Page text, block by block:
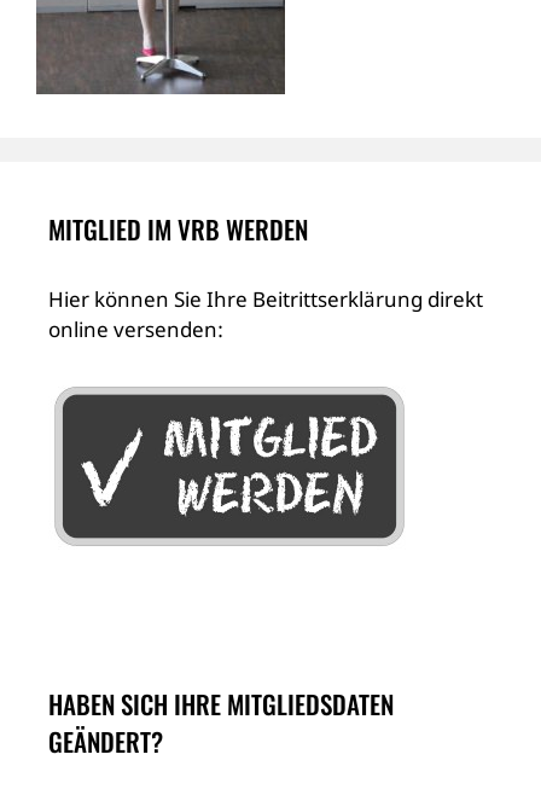
MITGLIED IM VRB WERDEN
Hier können Sie Ihre Beitrittserklärung direkt
online versenden:
HABEN SICH IHRE MITGLIEDSDATEN
GEÄNDERT?